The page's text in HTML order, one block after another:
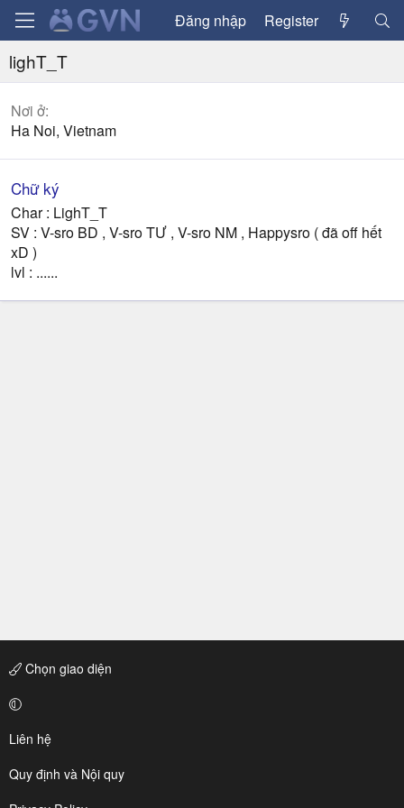
Đăng nhập Register
lighT_T
Nơi ở
Ha Noi, Vietnam
Chữ ký
Char : LighT_T
SV : V-sro BD , V-sro TƯ , V-sro NM , Happysro ( đã off hết
xD )
lvl : ......
Chọn giao diện
Liên hệ
Quy định và Nội quy